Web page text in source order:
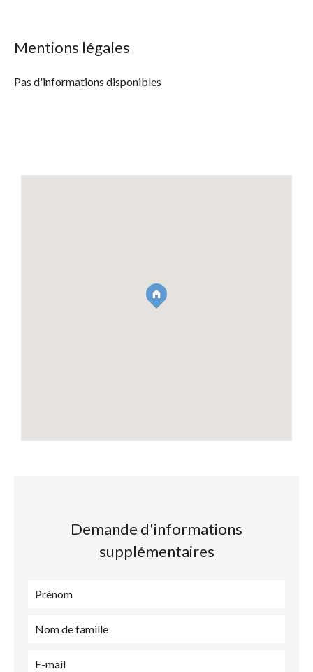
Mentions légales
Pas d'informations disponibles
Demande d'informations
supplémentaires